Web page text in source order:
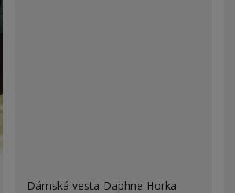
Dámská vesta Daphne Horka